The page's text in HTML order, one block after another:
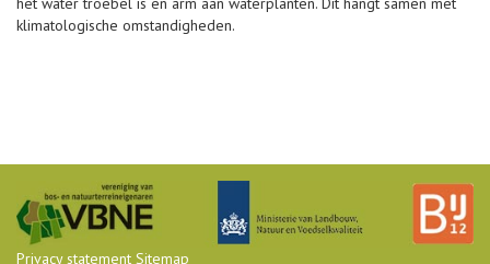
klimatologische omstandigheden.
Privacy statement Sitemap